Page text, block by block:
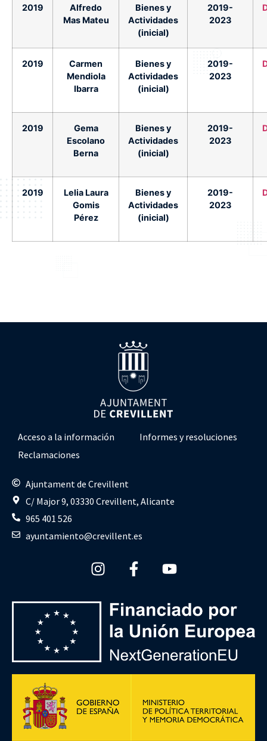
2019
Alfredo
Mas Mateu
Bienes y
Actividades
(inicial)
2019-
2023
2019
Carmen
Mendiola
Ibarra
Bienes y
Actividades
(inicial)
2019-
2023
2019
Gema
Escolano
Berna
Bienes y
Actividades
(inicial)
2019-
2023
2019
Lelia Laura
Gomis
Pérez
Bienes y
Actividades
(inicial)
2019-
2023
Acceso a la información
Informes y resoluciones
Reclamaciones
Ajuntament de Crevillent
C/ Major 9, 03330 Crevillent, Alicante
965 401 526
ayuntamiento@crevillent.es